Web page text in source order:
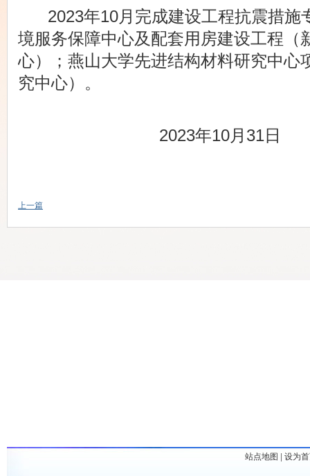
2023年10月完成建设工程抗震措施
境服务保障中心及配套用房建设工程（
心）；燕山大学先进结构材料研究中心
究中心）。
2023年10月31日
上一篇
站点地图 设为